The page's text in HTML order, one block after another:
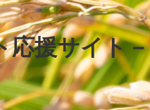
応援サイト－